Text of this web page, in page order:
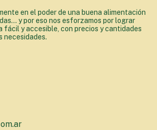
en el poder de una buena alimentación
y por eso nos esforzamos por lograr
fácil y accesible, con precios y cantidades
necesidades.